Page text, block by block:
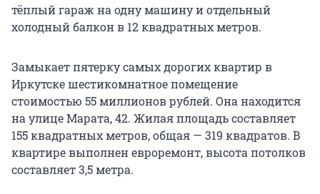
тёплый гараж на одну машину и отдельный
холодный балкон в 12 квадратных метров.
Замыкает пятерку самых дорогих квартир в
Иркутске шестикомнатное помещение
стоимостью 55 миллионов рублей. Она находится
на улице Марата, 42. Жилая площадь составляет
155 квадратных метров, общая — 319 квадратов. В
квартире выполнен евроремонт, высота потолков
составляет 3,5 метра.